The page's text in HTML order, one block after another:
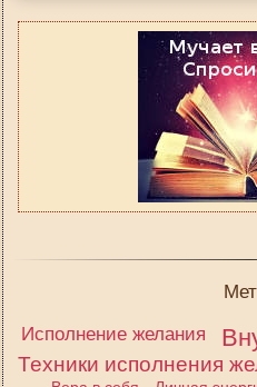
Исполнение желания
Техники исполнения